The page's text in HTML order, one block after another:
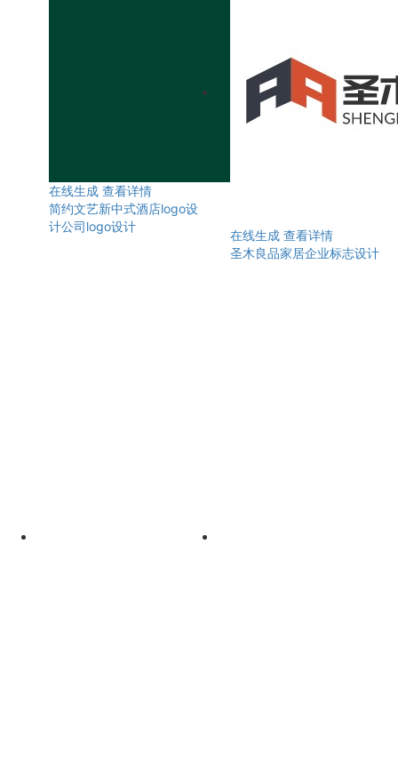
在线生成 查看详情
简约文艺新中式酒店logo设
计公司logo设计
在线生成 查看详情
圣木良品家居企业标志设计